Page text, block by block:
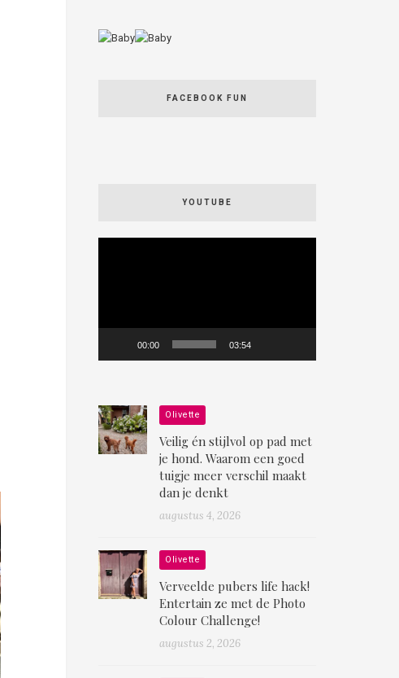
FACEBOOK FUN
YOUTUBE
00:00 03:54
Olivette
Veilig én stijlvol op pad met
je hond. Waarom een goed
tuigje meer verschil maakt
dan je denkt
augustus 4, 2026
Olivette
Verveelde pubers life hack!
Entertain ze met de Photo
Colour Challenge!
augustus 2, 2026